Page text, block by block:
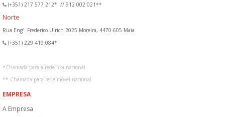
(+351) 217 577 212* // 912 002 021**
Norte
Rua Engº. Frederico Ulrich 2025 Moreira, 4470-605 Maia
(+351) 229 419 084*
*Chamada para a rede fixa nacional
** Chamada para rede móvel nacional
EMPRESA
A Empresa